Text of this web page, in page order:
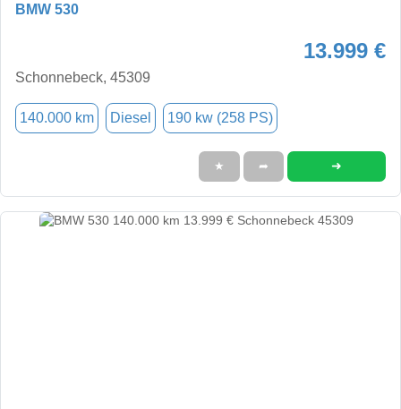
BMW 530
13.999 €
Schonnebeck, 45309
140.000 km Diesel 190 kw (258 PS)
★ ➦ ➜